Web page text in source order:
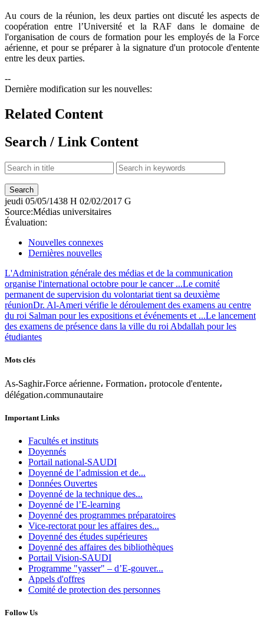
Au cours de la réunion, les deux parties ont discuté les aspects de
coopération entre l’Université et la RAF dans le domaine de
l'organisation de cours de formation pour les employés de la Force
aérienne, et pour se préparer à la signature d'un protocole d'entente
entre les deux parties.
--
Dernière modification sur les nouvelles:
Related Content
Search / Link Content
jeudi 05/05/1438 H 02/02/2017 G
Source:Médias universitaires
Évaluation:
Nouvelles connexes
Dernières nouvelles
L'Administration générale des médias et de la communication
organise l'international octobre pour le cancer ...Le comité
permanent de supervision du volontariat tient sa deuxième
réunionDr. Al-Ameri vérifie le déroulement des examens au centre
du roi Salman pour les expositions et événements et ...Le lancement
des examens de présence dans la ville du roi Abdallah pour les
étudiantes
Mots clés
As-Saghir،Force aérienne، Formation، protocole d'entente،
délégation،communautaire
Important Links
Facultés et instituts
Doyennés
Portail national-SAUDI
Doyenné de l’admission et de...
Données Ouvertes
Doyenné de la technique des...
Doyenné de l’E-learning
Doyenné des programmes préparatoires
Vice-rectorat pour les affaires des...
Doyenné des études supérieures
Doyenné des affaires des bibliothèques
Portail Vision-SAUDI
Programme "yasser" – d’E-gouver...
Appels d'offres
Comité de protection des personnes
Follow Us